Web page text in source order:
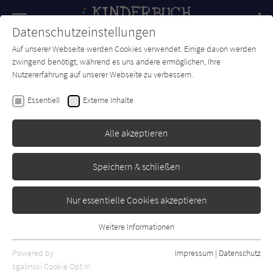
SUCHE Forum Charts Newsletter
Katya Balen
October, October
Erschienen: Juli 2023 Bibliogr. Angaben
Datenschutzeinstellungen
Auf unserer Webseite werden Cookies verwendet. Einige davon werden
zwingend benötigt, während es uns andere ermöglichen, Ihre
Nutzererfahrung auf unserer Webseite zu verbessern.
Essentiell Externe Inhalte
Alle akzeptieren
Speichern & schließen
Nur essentielle Cookies akzeptieren
Essentielle Cookies werden für grundlegende Funktionen der
Webseite benötigt. Dadurch ist gewährleistet, dass die Webseite
Weitere Informationen
Powered by
sgalinski Cookie Opt In
Impressum | Datenschutz